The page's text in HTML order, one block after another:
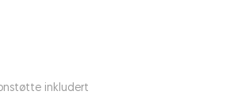
inkludert